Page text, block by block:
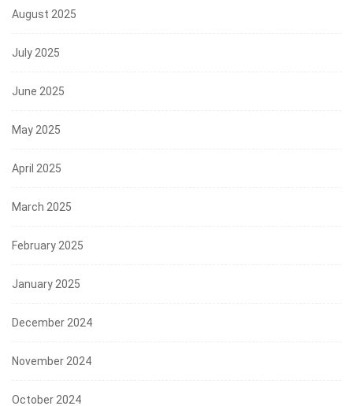
August 2025
July 2025
June 2025
May 2025
April 2025
March 2025
February 2025
January 2025
December 2024
November 2024
October 2024